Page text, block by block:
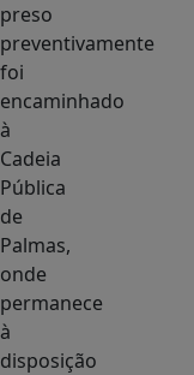
preso
preventivamente
foi
encaminhado
à
Cadeia
Pública
de
Palmas,
onde
permanece
à
disposição